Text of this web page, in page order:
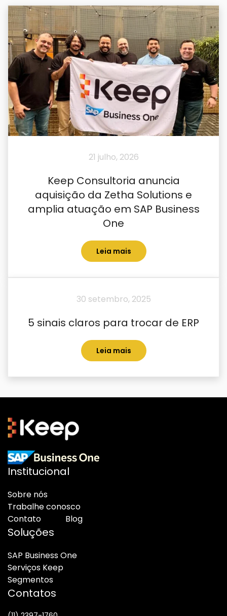
21 julho, 2026
Keep Consultoria anuncia
aquisição da Zetha Solutions e
amplia atuação em SAP Business
One
Leia mais
30 setembro, 2025
5 sinais claros para trocar de ERP
Leia mais
Institucional
Sobre nós
Trabalhe conosco
Contato
Blog
Soluções
SAP Business One
Serviços Keep
Segmentos
Contatos